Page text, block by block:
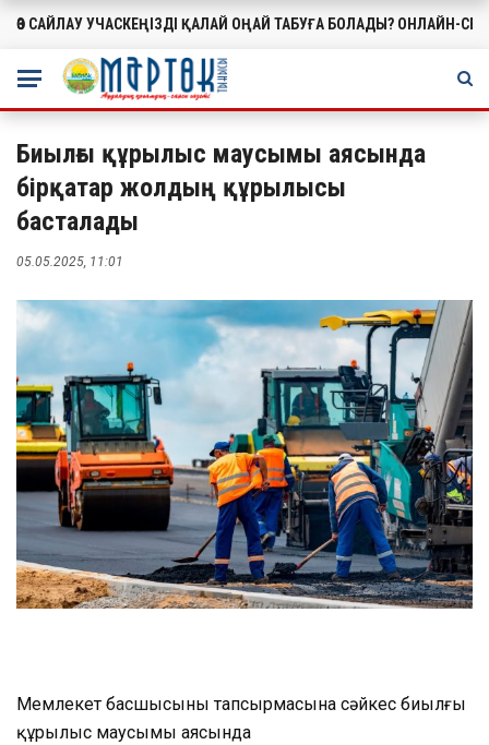
МАҢЫЗДЫ
ӨЗ САЙЛАУ УЧАСКЕҢІЗДІ ҚАЛАЙ ОҢАЙ ТАБУҒА БОЛАДЫ? ОНЛАЙН-
Биылғы құрылыс маусымы аясында
бірқатар жолдың құрылысы
басталады
05.05.2025, 11:01
Мемлекет басшысының тапсырмасына сәйкес биылғы
құрылыс маусымы аясында